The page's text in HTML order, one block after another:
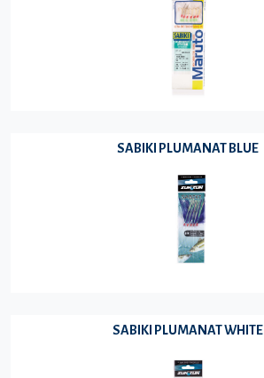
SABIKI PLUMANAT BLUE
SABIKI PLUMANAT WHITE